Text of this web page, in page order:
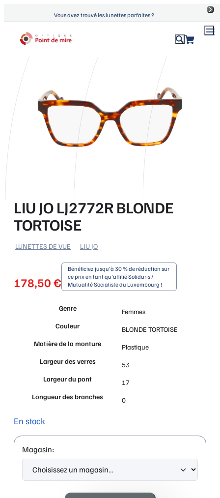
au
Vous avez trouvé les lunettes parfaites ?
Optique Point de Mire
Lunettes de vue et de soleil
ACCUEIL
LIU JO LJ2772R BLONDE
TORTOISE
LUNETTES DE VUE LIU JO
178,50 €
Bénéficiez jusqu'à 30 % de réduction sur
ce prix en tant qu'affilié Solidaris /
Mutualité Socialiste du Luxembourg !
Genre
Femmes
Couleur
BLONDE TORTOISE
Matière de la monture
Plastique
Largeur des verres
53
Largeur du pont
17
Longueur des branches
0
En stock
Magasin: